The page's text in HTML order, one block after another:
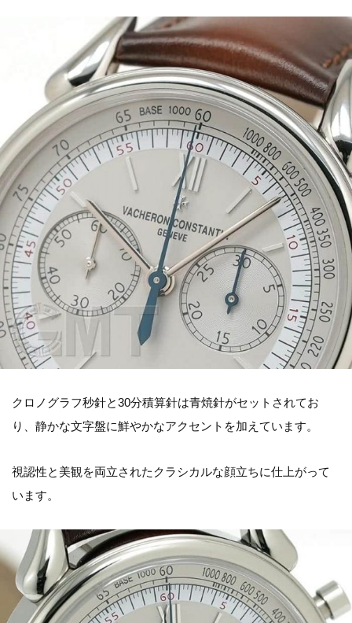
クロノグラフ秒針と30分積算針は青焼針がセットされてお
り、静かな文字盤に鮮やかなアクセントを加えています。
視認性と美観を両立されたクラシカルな顔立ちに仕上がって
います。